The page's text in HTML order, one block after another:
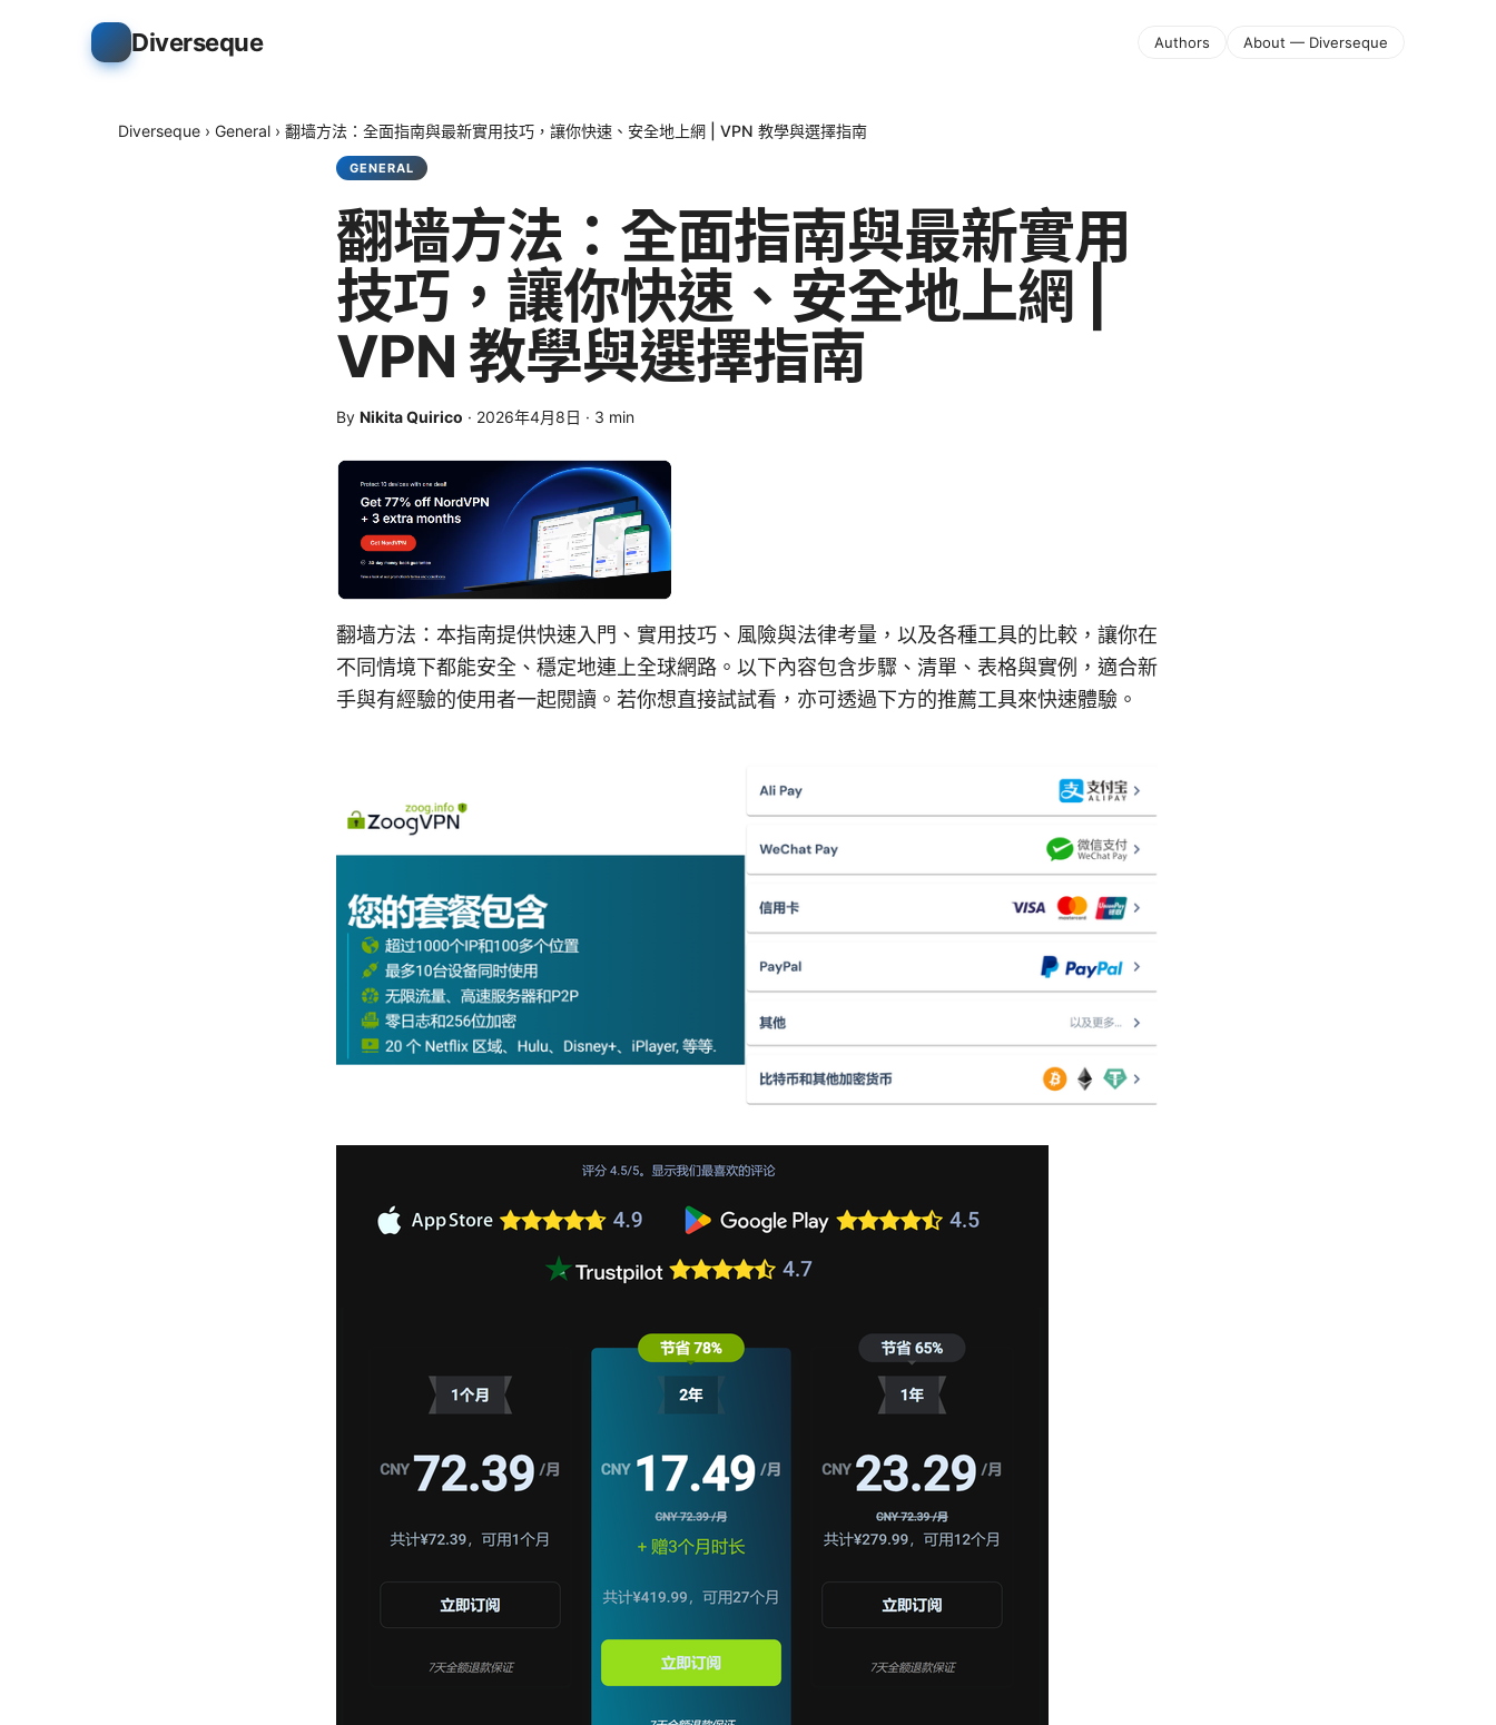
Diverseque Authors About — Diverseque
Diverseque › General › 翻墙方法：全面指南與最新實用技巧，讓你快速、安全地上網 | VPN 教學與選擇指南
GENERAL
翻墙方法：全面指南與最新實用
技巧，讓你快速、安全地上網 |
VPN 教學與選擇指南
By Nikita Quirico · 2026年4月8日 · 3 min
翻墙方法：本指南提供快速入門、實用技巧、風險與法律考量，以及各種工具的比較，讓你在
不同情境下都能安全、穩定地連上全球網路。以下內容包含步驟、清單、表格與實例，適合新
手與有經驗的使用者一起閱讀。若你想直接試試看，亦可透過下方的推薦工具來快速體驗。